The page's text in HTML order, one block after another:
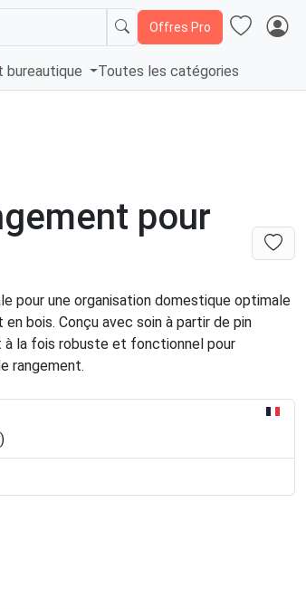
Offres Pro
bureautique Toutes les catégories
pour
pour une organisation domestique optimale
bois. Conçu avec soin à partir de pin
la fois robuste et fonctionnel pour
rangement.